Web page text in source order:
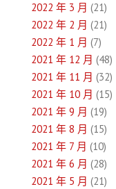
2022 年 3 月 (21)
2022 年 2 月 (21)
2022 年 1 月 (7)
2021 年 12 月 (48)
2021 年 11 月 (32)
2021 年 10 月 (15)
2021 年 9 月 (19)
2021 年 8 月 (15)
2021 年 7 月 (10)
2021 年 6 月 (28)
2021 年 5 月 (21)